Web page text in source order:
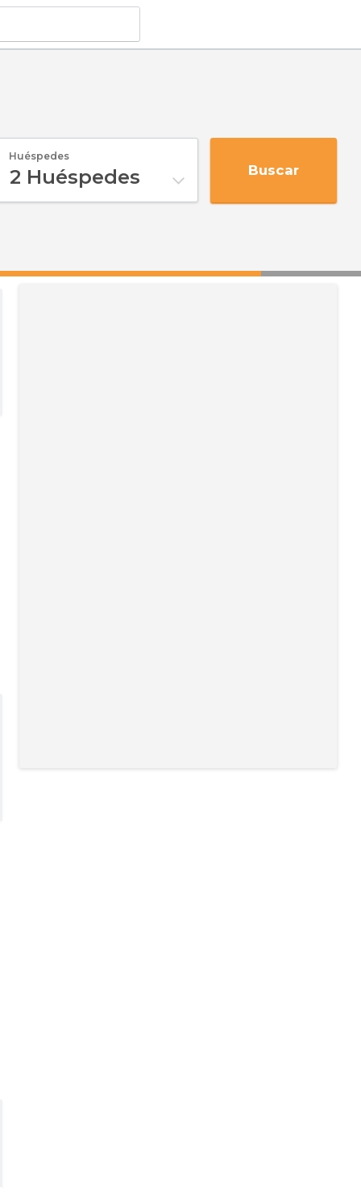
Huéspedes
2 Huéspedes Buscar